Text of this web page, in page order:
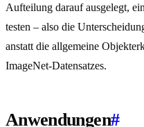
Aufteilung darauf ausgelegt,
testen – also die
anstatt die allgemeine
ImageNet-Datensatzes.
Anwendungen#